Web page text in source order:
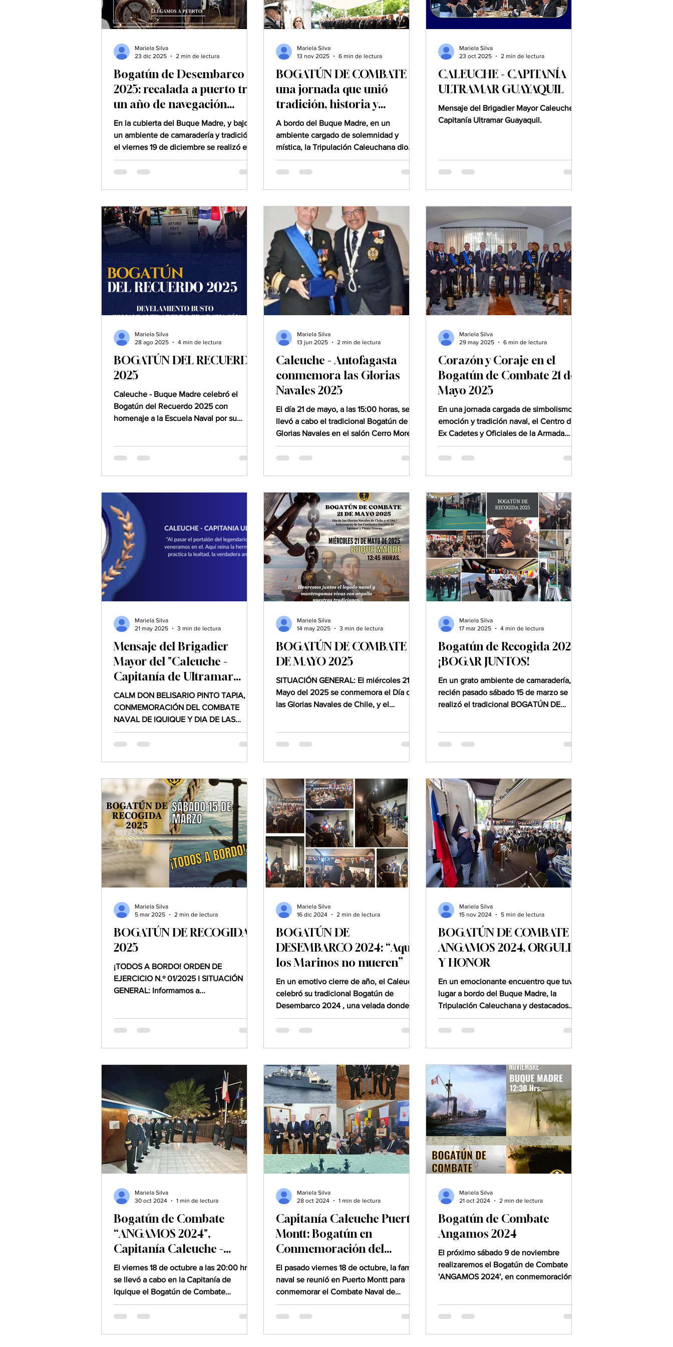
Bogatún de Desembarco
2025: recalada a puerto tras
un año de navegación
caleuchana
En la cubierta del Buque Madre, y bajo
un ambiente de camaradería y tradición,
el viernes 19 de diciembre se realizó el
Bogatún de Desembarco , ceremonia con
la que la Tripulación Caleuchana,
recalada a puerto tras un intenso año de
navegación. Fue una noche para
compartir, recordar y, una vez más, poner
en valor las tradiciones y los principios
que dan sentido a la vida caleuchana.
Entre tragatunes , cant
Mariela Silva
23 dic 2025
2 min de lectura
BOGATÚN DE COMBATE
una jornada que unió
tradición, historia y
fraternidad.
A bordo del Buque Madre, en un
ambiente cargado de solemnidad y
mística, la Tripulación Caleuchana dio
avante al Bogatún de Combate en
conmemoración al 146° Aniversario del
Escuadra Nacional y Día del Suboficial
Mayor Naval , tres hitos que evocan el
temple, la estrategia y la vocación de
servicio de quienes han surcado los
mares de la Patria. La ceremonia
comenzó en el Patio de Formación ,
donde se rind
Mariela Silva
13 nov 2025
6 min de lectura
CALEUCHE - CAPITANÍA
ULTRAMAR GUAYAQUIL
Mensaje del Brigadier Mayor Caleuche
Capitanía Ultramar Guayaquil.
Mariela Silva
23 oct 2025
2 min de lectura
BOGATÚN DEL RECUERDO
2025
Caleuche - Buque Madre celebró el
Bogatún del Recuerdo 2025 con
homenaje a la Escuela Naval por su
Mariela Silva
28 ago 2025
4 min de lectura
Caleuche - Antofagasta
conmemora las Glorias
Navales 2025
El día 21 de mayo, a las 15:00 horas, se
llevó a cabo el tradicional Bogatún de las
Glorias Navales en el salón Cerro Moreno
del Hotel...
Mariela Silva
13 jun 2025
2 min de lectura
Corazón y Coraje en el
Bogatún de Combate 21 de
Mayo 2025
En una jornada cargada de simbolismo,
emoción y tradición naval, el Centro de
Ex Cadetes y Oficiales de la Armada
“Caleuche” celebró su...
Mariela Silva
29 may 2025
6 min de lectura
Mensaje del Brigadier
Mayor del "Caleuche -
Capitanía de Ultramar
Guayaquil".
CALM DON BELISARIO PINTO TAPIA, EN
CONMEMORACIÓN DEL COMBATE
NAVAL DE IQUIQUE Y DIA DE LAS
GLORIAS NAVALES DE CHILE. Con
profunda...
Mariela Silva
21 may 2025
3 min de lectura
BOGATÚN DE COMBATE 21
DE MAYO 2025
SITUACIÓN GENERAL: El miércoles 21 de
Mayo del 2025 se conmemora el Día de
las Glorias Navales de Chile, y el
Mariela Silva
14 may 2025
3 min de lectura
Bogatún de Recogida 2025
¡BOGAR JUNTOS!
En un grato ambiente de camaradería, el
recién pasado sábado 15 de marzo se
realizó el tradicional BOGATÚN DE
Mariela Silva
17 mar 2025
4 min de lectura
BOGATÚN DE RECOGIDA
2025
¡TODOS A BORDO! ORDEN DE
EJERCICIO N.º 01/2025 I SITUACIÓN
GENERAL: Informamos a...
Mariela Silva
5 mar 2025
2 min de lectura
BOGATÚN DE
DESEMBARCO 2024: “Aquí
los Marinos no mueren”
En un emotivo cierre de año, el Caleuche
celebró su tradicional Bogatún de
Desembarco 2024 , una velada donde la
alegría y la reflexión...
Mariela Silva
16 dic 2024
2 min de lectura
BOGATÚN DE COMBATE
ANGAMOS 2024, ORGULLO
Y HONOR
En un emocionante encuentro que tuvo
lugar a bordo del Buque Madre, la
Tripulación Caleuchana y destacados
invitados navales se unieron...
Mariela Silva
15 nov 2024
5 min de lectura
Bogatún de Combate
“ANGAMOS 2024",
Capitanía Caleuche -
Iquique
El viernes 18 de octubre a las 20:00 hrs,
se llevó a cabo en la Capitanía de
Iquique el Bogatún de Combate
"Angamos 2024", conmemorando...
Mariela Silva
30 oct 2024
1 min de lectura
Capitanía Caleuche Puerto
Montt: Bogatún en
Conmemoración del
Combate de Angamos 2024
junto a la Escuadra
Nacional
El pasado viernes 18 de octubre, la familia
naval se reunió en Puerto Montt para
conmemorar el Combate Naval de
Angamos y celebrar el Día...
Mariela Silva
28 oct 2024
1 min de lectura
Bogatún de Combate
Angamos 2024
El próximo sábado 9 de noviembre
realizaremos el Bogatún de Combate
'ANGAMOS 2024', en conmemoración
Mariela Silva
21 oct 2024
2 min de lectura